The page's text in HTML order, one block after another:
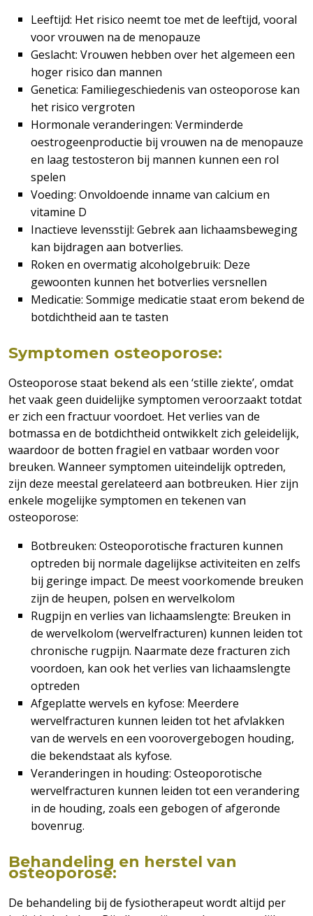
Leeftijd: Het risico neemt toe met de leeftijd, vooral
voor vrouwen na de menopauze
Geslacht: Vrouwen hebben over het algemeen een
hoger risico dan mannen
Genetica: Familiegeschiedenis van osteoporose kan
het risico vergroten
Hormonale veranderingen: Verminderde
oestrogeenproductie bij vrouwen na de menopauze
en laag testosteron bij mannen kunnen een rol
spelen
Voeding: Onvoldoende inname van calcium en
vitamine D
Inactieve levensstijl: Gebrek aan lichaamsbeweging
kan bijdragen aan botverlies.
Roken en overmatig alcoholgebruik: Deze
gewoonten kunnen het botverlies versnellen
Medicatie: Sommige medicatie staat erom bekend de
botdichtheid aan te tasten
Symptomen osteoporose:
Osteoporose staat bekend als een ‘stille ziekte’, omdat
het vaak geen duidelijke symptomen veroorzaakt totdat
er zich een fractuur voordoet. Het verlies van de
botmassa en de botdichtheid ontwikkelt zich geleidelijk,
waardoor de botten fragiel en vatbaar worden voor
breuken. Wanneer symptomen uiteindelijk optreden,
zijn deze meestal gerelateerd aan botbreuken. Hier zijn
enkele mogelijke symptomen en tekenen van
osteoporose:
Botbreuken: Osteoporotische fracturen kunnen
optreden bij normale dagelijkse activiteiten en zelfs
bij geringe impact. De meest voorkomende breuken
zijn de heupen, polsen en wervelkolom
Rugpijn en verlies van lichaamslengte: Breuken in
de wervelkolom (wervelfracturen) kunnen leiden tot
chronische rugpijn. Naarmate deze fracturen zich
voordoen, kan ook het verlies van lichaamslengte
optreden
Afgeplatte wervels en kyfose: Meerdere
wervelfracturen kunnen leiden tot het afvlakken
van de wervels en een voorovergebogen houding,
die bekendstaat als kyfose.
Veranderingen in houding: Osteoporotische
wervelfracturen kunnen leiden tot een verandering
in de houding, zoals een gebogen of afgeronde
bovenrug.
Behandeling en herstel van
osteoporose:
De behandeling bij de fysiotherapeut wordt altijd per